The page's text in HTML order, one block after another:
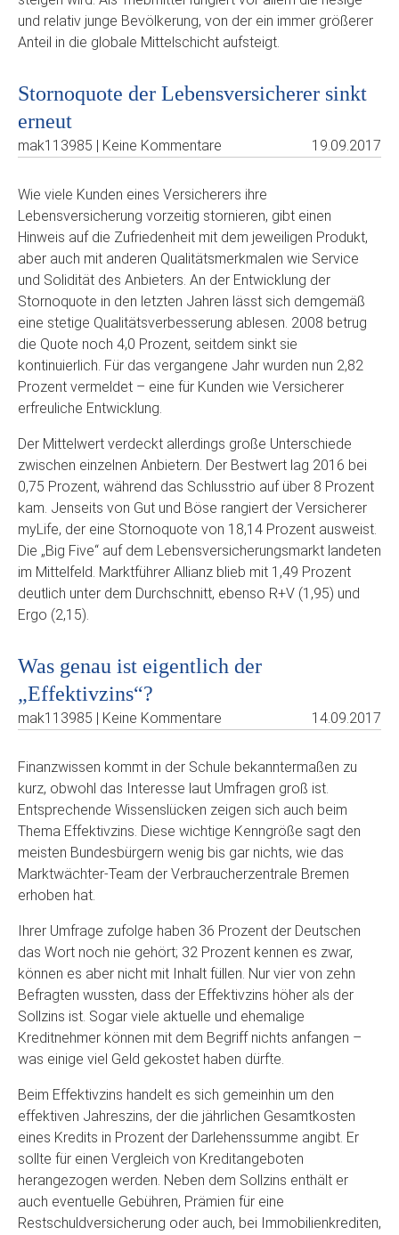
und relativ junge Bevölkerung, von der ein immer größerer
Anteil in die globale Mittelschicht aufsteigt.
Stornoquote der Lebensversicherer sinkt
erneut
mak113985 | Keine Kommentare 19.09.2017
Wie viele Kunden eines Versicherers ihre
Lebensversicherung vorzeitig stornieren, gibt einen
Hinweis auf die Zufriedenheit mit dem jeweiligen Produkt,
aber auch mit anderen Qualitätsmerkmalen wie Service
und Solidität des Anbieters. An der Entwicklung der
Stornoquote in den letzten Jahren lässt sich demgemäß
eine stetige Qualitätsverbesserung ablesen. 2008 betrug
die Quote noch 4,0 Prozent, seitdem sinkt sie
kontinuierlich. Für das vergangene Jahr wurden nun 2,82
Prozent vermeldet – eine für Kunden wie Versicherer
erfreuliche Entwicklung.
Der Mittelwert verdeckt allerdings große Unterschiede
zwischen einzelnen Anbietern. Der Bestwert lag 2016 bei
0,75 Prozent, während das Schlusstrio auf über 8 Prozent
kam. Jenseits von Gut und Böse rangiert der Versicherer
myLife, der eine Stornoquote von 18,14 Prozent ausweist.
Die „Big Five“ auf dem Lebensversicherungsmarkt landeten
im Mittelfeld. Marktführer Allianz blieb mit 1,49 Prozent
deutlich unter dem Durchschnitt, ebenso R+V (1,95) und
Ergo (2,15).
Was genau ist eigentlich der
„Effektivzins“?
mak113985 | Keine Kommentare 14.09.2017
Finanzwissen kommt in der Schule bekanntermaßen zu
kurz, obwohl das Interesse laut Umfragen groß ist.
Entsprechende Wissenslücken zeigen sich auch beim
Thema Effektivzins. Diese wichtige Kenngröße sagt den
meisten Bundesbürgern wenig bis gar nichts, wie das
Marktwächter-Team der Verbraucherzentrale Bremen
erhoben hat.
Ihrer Umfrage zufolge haben 36 Prozent der Deutschen
das Wort noch nie gehört; 32 Prozent kennen es zwar,
können es aber nicht mit Inhalt füllen. Nur vier von zehn
Befragten wussten, dass der Effektivzins höher als der
Sollzins ist. Sogar viele aktuelle und ehemalige
Kreditnehmer können mit dem Begriff nichts anfangen –
was einige viel Geld gekostet haben dürfte.
Beim Effektivzins handelt es sich gemeinhin um den
effektiven Jahreszins, der die jährlichen Gesamtkosten
eines Kredits in Prozent der Darlehenssumme angibt. Er
sollte für einen Vergleich von Kreditangeboten
herangezogen werden. Neben dem Sollzins enthält er
auch eventuelle Gebühren, Prämien für eine
Restschuldversicherung oder auch, bei Immobilienkrediten,